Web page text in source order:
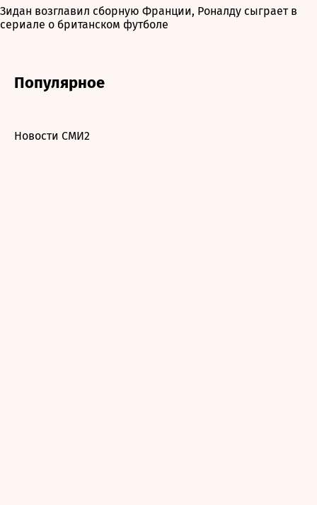
Зидан возглавил сборную Франции, Роналду сыграет в
сериале о британском футболе
Популярное
Новости СМИ2